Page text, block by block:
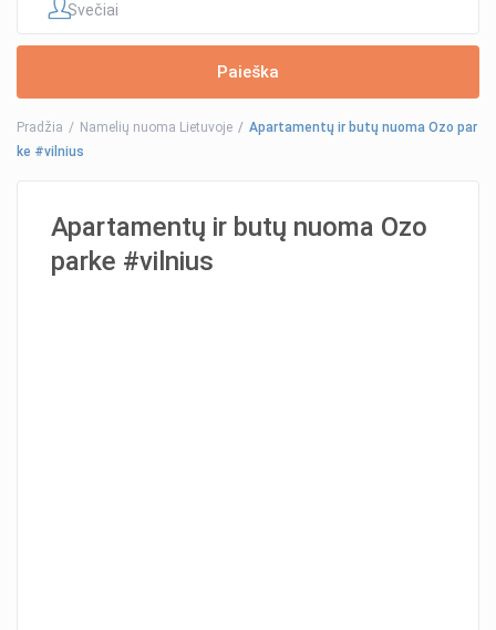
Svečiai
Pradžia Namelių nuoma Lietuvoje
Apartamentų ir butų nuoma Ozo par
ke #vilnius
Apartamentų ir butų nuoma Ozo
parke #vilnius